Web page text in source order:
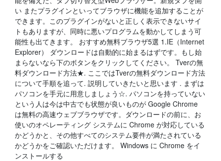
い またプラグインといってブラウザに機能を追加することが
できます。このプラグインがないと正しく表示できないサイ
トもありますが、同時に悪いプログラムを動かしてしまう可
能性も出てきます。 おすすめ無料ブラウザ5選 1.IE（Internet
Explorer） ダウンロードは自動的に始まるはずです。もし始
まらないなら下のボタンをクリックしてください。 Tverの無
料ダウンロード方法★. ここではTverの無料ダウンロード方法
について手順を追って. 説明していきたいと思います . まずは
パソコンを手元に用意しましょう☆. パソコンを持っていない
という人は今は中古でも状態が良いものが Google Chrome
は無料の高速ウェブブラウザです。ダウンロードの前に、お
使いのオペレーティング システムに Chrome が対応している
かどうかと、その他すべてのシステム要件が満たされている
かどうかをご確認いただけます。 Windows に Chrome をイ
ンストールする